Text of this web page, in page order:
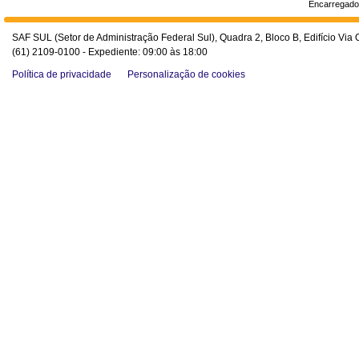
SAF SUL (Setor de Administração Federal Sul), Quadra 2, Bloco B, Edifício
(61) 2109-0100 - Expediente: 09:00 às 18:00
Política de privacidade
Personalização de cookies